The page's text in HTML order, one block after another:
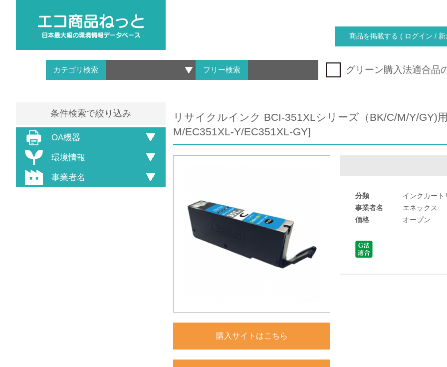
商品を掲載する ( ログイン / 新
カテゴリ検索 フリー検索 グリーン購入法適合品
条件検索で絞り込み
OA機器
環境情報
事業者名
リサイクルインク BCI-351XLシリーズ（BK/C/M/Y/GY)
M/EC351XL-Y/EC351XL-GY]
購入サイトはこちら
分類
インクカート
事業者名
エネックス
価格
オープン